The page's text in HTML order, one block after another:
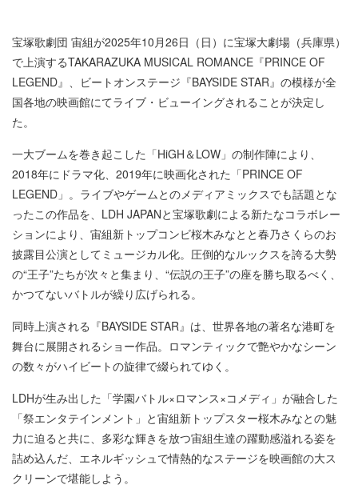
宝塚歌劇団 宙組が2025年10月26日（日）に宝塚大劇場（兵庫県）
で上演するTAKARAZUKA MUSICAL ROMANCE『PRINCE OF
LEGEND』、ビートオンステージ『BAYSIDE STAR』の模様が全
国各地の映画館にてライブ・ビューイングされることが決定し
た。
一大ブームを巻き起こした「HiGH＆LOW」の制作陣により、
2018年にドラマ化、2019年に映画化された「PRINCE OF
LEGEND」。ライブやゲームとのメディアミックスでも話題とな
ったこの作品を、LDH JAPANと宝塚歌劇による新たなコラボレー
ションにより、宙組新トップコンビ桜木みなとと春乃さくらのお
披露目公演としてミュージカル化。圧倒的なルックスを誇る大勢
の“王子”たちが次々と集まり、“伝説の王子”の座を勝ち取るべく、
かつてないバトルが繰り広げられる。
同時上演される『BAYSIDE STAR』は、世界各地の著名な港町を
舞台に展開されるショー作品。ロマンティックで艶やかなシーン
の数々がハイビートの旋律で綴られてゆく。
LDHが生み出した「学園バトル×ロマンス×コメディ」が融合した
「祭エンタテインメント」と宙組新トップスター桜木みなとの魅
力に迫ると共に、多彩な輝きを放つ宙組生達の躍動感溢れる姿を
詰め込んだ、エネルギッシュで情熱的なステージを映画館の大ス
クリーンで堪能しよう。